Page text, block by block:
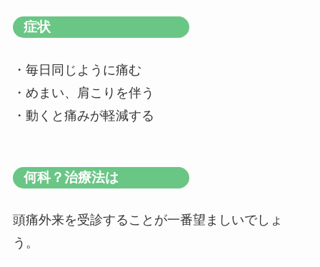
症状
・毎日同じように痛む
・めまい、肩こりを伴う
・動くと痛みが軽減する
何科？治療法は
頭痛外来を受診することが一番望ましいでしょ
う。